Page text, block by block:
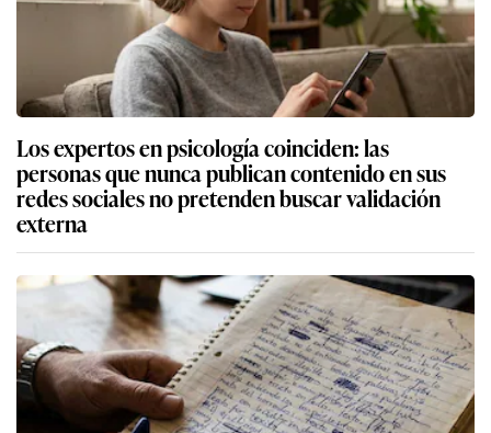
Los expertos en psicología coinciden: las
personas que nunca publican contenido en sus
redes sociales no pretenden buscar validación
externa